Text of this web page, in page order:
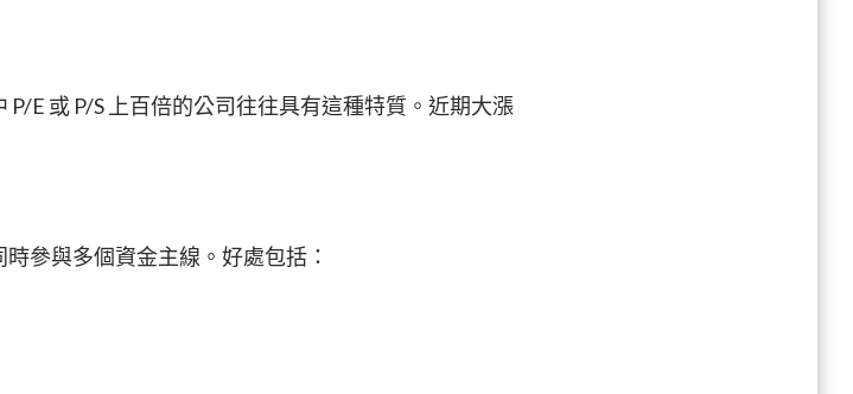
E 或 P/S 上百倍的公司往往具有這種特質。近期大漲
參與多個資金主線。好處包括：